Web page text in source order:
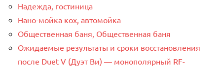
Надежда, гостиница
Нано-мойка кох, автомойка
Общественная баня, Общественная баня
Ожидаемые результаты и сроки восстановления
после Duet V (Дуэт Ви) — монополярный RF-